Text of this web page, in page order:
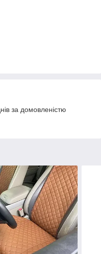
за домовленістю